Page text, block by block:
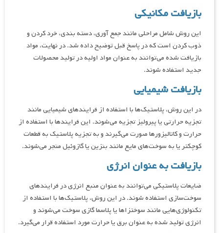
بازیافت مکانیکی
این روش شامل مراحلی مانند جمع آوری، دسته بندی، خرد کردن و
ذوب کردن است که در پاسخ قبل توضیح داده شد. در نهایت، مواد
بازیافت شده می‌توانند به عنوان مواد اولیه در تولید محصولات
جدید استفاده شوند.
بازیافت شیمیایی
در این روش، پلاستیک‌ها با استفاده از فرایندهای شیمیایی مانند
تجزیه حرارتی یا پیرولیز تجزیه می‌شوند. این فرایندها با استفاده از
حرارت و کاتالیزورها صورت می‌گیرند و به تجزیه پلاستیک به قطعات
کوچکتر یا به سوخت‌های مایع مانند بنزین یا گازوئیل منجر می‌شوند.
بازیافت به عنوان انرژی
ضایعات پلاستیکی می‌توانند به عنوان منبع انرژی در فرایندهای
سوخت‌سازی استفاده شوند. در این روش، پلاستیک‌ها با استفاده از
تکنولوژی‌هایی مانند سوختزاها یا پلاسما گازی سوخت می‌شوند و
انرژی تولید شده به عنوان برق یا حرارت مورد استفاده قرار می‌گیرد.